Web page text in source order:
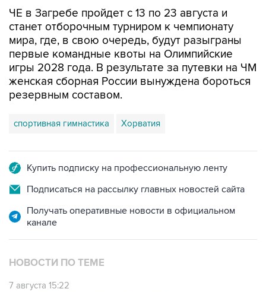
ЧЕ в Загребе пройдет с 13 по 23 августа и
станет отборочным турниром к чемпионату
мира, где, в свою очередь, будут разыграны
первые командные квоты на Олимпийские
игры 2028 года. В результате за путевки на ЧМ
женская сборная России вынуждена бороться
резервным составом.
спортивная гимнастика Хорватия
Купить подписку на профессиональную ленту
Подписаться на рассылку главных новостей сайта
Получать оперативные новости в официальном
канале
НОВОСТИ ПО ТЕМЕ
7 августа 15:22